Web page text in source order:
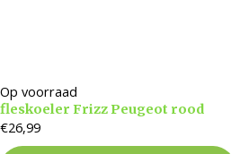
Op voorraad
fleskoeler Frizz Peugeot rood
€26,99